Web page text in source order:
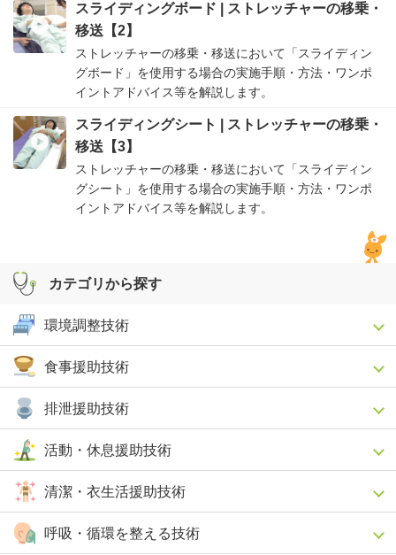
スライディングボード | ストレッチャーの移乗・
移送【2】
ストレッチャーの移乗・移送において「スライディン
グボード」を使用する場合の実施手順・方法・ワンポ
イントアドバイス等を解説します。
スライディングシート | ストレッチャーの移乗・
移送【3】
ストレッチャーの移乗・移送において「スライディン
グシート」を使用する場合の実施手順・方法・ワンポ
イントアドバイス等を解説します。
カテゴリから探す
環境調整技術
食事援助技術
排泄援助技術
活動・休息援助技術
清潔・衣生活援助技術
呼吸・循環を整える技術